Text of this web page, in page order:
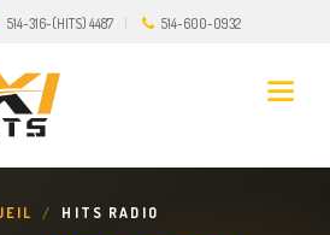
514-316-(HITS) 4487 514-600-0932
/ HITS RADIO